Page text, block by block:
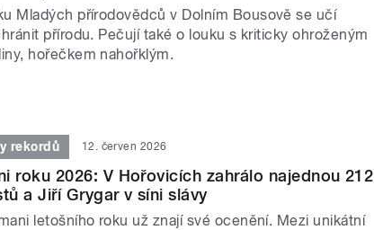
Mladých přírodovědců v Dolním Bousově se učí
přírodu. Pečují také o louku s kriticky ohroženým
hořečkem nahořklým.
rekordů 12. červen 2026
roku 2026: V Hořovicích zahrálo najednou 212
a Jiří Grygar v síni slávy
letošního roku už znají své ocenění. Mezi unikátní